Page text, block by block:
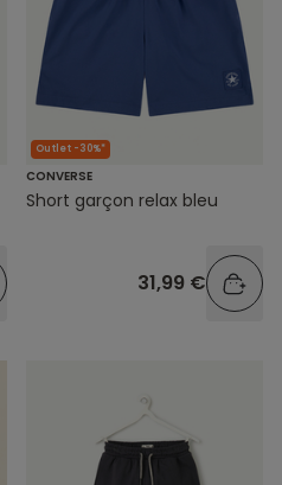
Outlet -30%*
CONVERSE
Short garçon relax bleu
31,99 €